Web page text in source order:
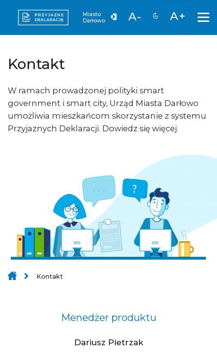
Miasto
Darłowo
A- A+
Kontakt
W ramach prowadzonej polityki smart
government i smart city, Urząd Miasta Darłowo
umożliwia mieszkańcom skorzystanie z systemu
Przyjaznych Deklaracji. Dowiedz się więcej.
Kontakt
Menedżer produktu
Dariusz Pietrzak